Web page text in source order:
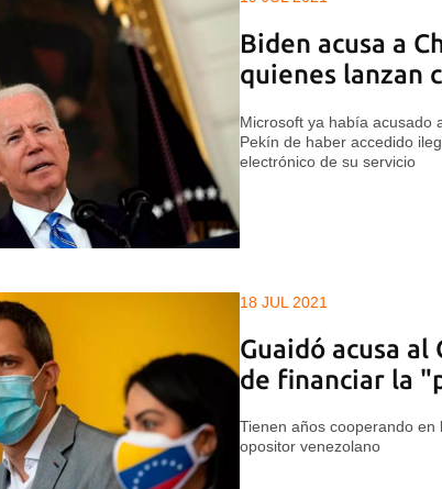
Biden acusa a
quienes lanzan
Microsoft ya había acusado
Pekín de haber accedido
electrónico de su servicio
18 JUL 2021
Guaidó acusa
de financiar la
Tienen años cooperando
opositor venezolano